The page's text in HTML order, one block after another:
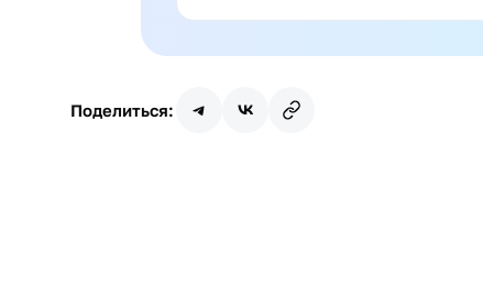
Поделиться: